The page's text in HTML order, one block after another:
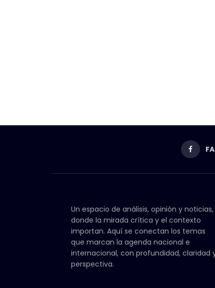
Un espacio de análisis, opinión y noticias,
donde la mirada crítica y el contexto
importan. Aquí se conectan los temas
que marcan la agenda nacional e
internacional, con profundidad, claridad
perspectiva.